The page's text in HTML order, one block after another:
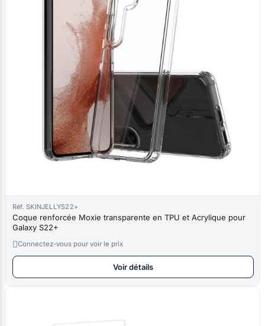
Réf. SKINJELLYS22+
Coque renforcée Moxie transparente en TPU et Acrylique pour
Galaxy S22+
Connectez-vous pour voir le prix
Voir détails